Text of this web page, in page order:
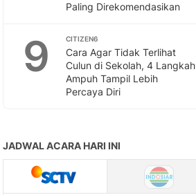
Paling Direkomendasikan
9 CITIZEN6
Cara Agar Tidak Terlihat
Culun di Sekolah, 4 Langkah
Ampuh Tampil Lebih
Percaya Diri